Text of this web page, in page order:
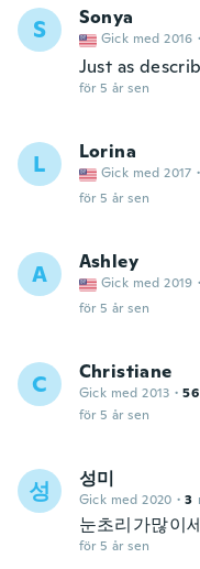
S Sonya
Gick med 2016 ·
Just as
för 5 år sen
L Lorina
Gick med 2017 ·
för 5 år sen
A Ashley
Gick med 2019 ·
för 5 år sen
C Christiane
Gick med 2013 · 56
för 5 år sen
성 성미
Gick med 2020 · 3
눈초리가많이
för 5 år sen